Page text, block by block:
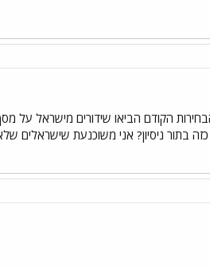
הקודם הביאו שידורים מישראל
בתור ניסיון? אני משוכנעת